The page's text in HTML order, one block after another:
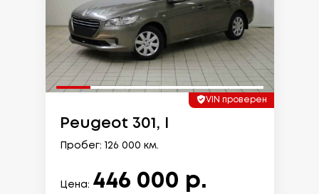
VIN проверен
Peugeot 301, I
Пробег: 126 000 км.
Цена: 446 000 р.